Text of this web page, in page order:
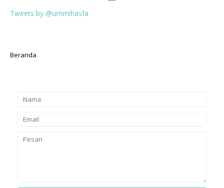
Tweets by @ummihasfa
Beranda